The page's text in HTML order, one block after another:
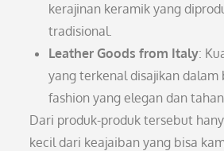
kerajinan keramik yang
tradisional.
Leather Goods from Italy:
yang terkenal disajikan
fashion yang elegan dan
Dari produk-produk tersebut
kecil dari keajaiban yang bisa